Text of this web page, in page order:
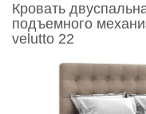
Кровать
подъемного
velutto 22